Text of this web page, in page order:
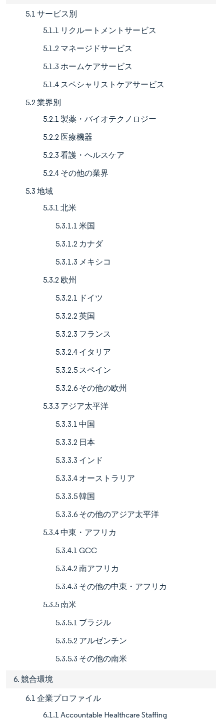
5.1 サービス別
5.1.1 リクルートメントサービス
5.1.2 マネージドサービス
5.1.3 ホームケアサービス
5.1.4 スペシャリストケアサービス
5.2 業界別
5.2.1 製薬・バイオテクノロジー
5.2.2 医療機器
5.2.3 看護・ヘルスケア
5.2.4 その他の業界
5.3 地域
5.3.1 北米
5.3.1.1 米国
5.3.1.2 カナダ
5.3.1.3 メキシコ
5.3.2 欧州
5.3.2.1 ドイツ
5.3.2.2 英国
5.3.2.3 フランス
5.3.2.4 イタリア
5.3.2.5 スペイン
5.3.2.6 その他の欧州
5.3.3 アジア太平洋
5.3.3.1 中国
5.3.3.2 日本
5.3.3.3 インド
5.3.3.4 オーストラリア
5.3.3.5 韓国
5.3.3.6 その他のアジア太平洋
5.3.4 中東・アフリカ
5.3.4.1 GCC
5.3.4.2 南アフリカ
5.3.4.3 その他の中東・アフリカ
5.3.5 南米
5.3.5.1 ブラジル
5.3.5.2 アルゼンチン
5.3.5.3 その他の南米
6. 競合環境
6.1 企業プロファイル
6.1.1 Accountable Healthcare Staffing